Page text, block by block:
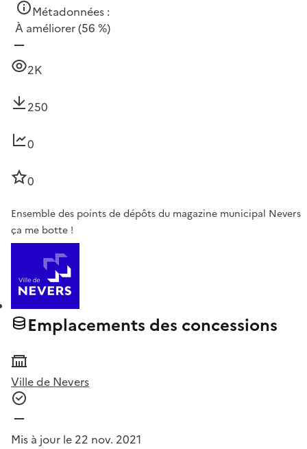
Métadonnées :
À améliorer(56 %)
2K
250
0
0
Ensemble des points de dépôts du magazine municipal Nevers
ça me botte !
Emplacements des concessions
Ville de Nevers
Mis à jour le 22 nov. 2021